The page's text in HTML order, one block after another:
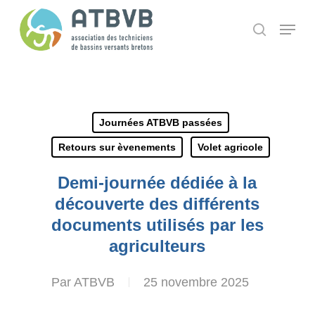
search
Menu
Journées ATBVB passées
Retours sur èvenements Volet agricole
Demi-journée dédiée à la
découverte des différents
documents utilisés par les
agriculteurs
Par ATBVB 25 novembre 2025
Panneau de gestion des cookies